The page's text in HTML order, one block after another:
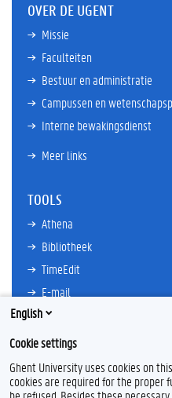
OVER DE UGENT
Missie
Faculteiten
Bestuur en administratie
Campussen en
Interne bewakingsdienst
Meer links
TOOLS
Athena
Bibliotheek
TimeEdit
E-mail
Ufora
Oasis
Research Explorer
English
Cookie settings
Ghent University uses cookies on
cookies are required for the proper